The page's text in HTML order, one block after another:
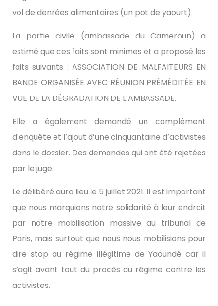
vol de denrées alimentaires (un pot de yaourt).
La partie civile (ambassade du Cameroun) a
estimé que ces faits sont minimes et a proposé les
faits suivants : ASSOCIATION DE MALFAITEURS EN
BANDE ORGANISÉE AVEC RÉUNION PRÉMÉDITÉE EN
VUE DE LA DÉGRADATION DE L’AMBASSADE.
Elle a également demandé un complément
d’enquête et l’ajout d’une cinquantaine d’activistes
dans le dossier. Des demandes qui ont été rejetées
par le juge.
Le délibéré aura lieu le 5 juillet 2021. Il est important
que nous marquions notre solidarité à leur endroit
par notre mobilisation massive au tribunal de
Paris, mais surtout que nous nous mobilisions pour
dire stop au régime illégitime de Yaoundé car il
s’agit avant tout du procès du régime contre les
activistes.